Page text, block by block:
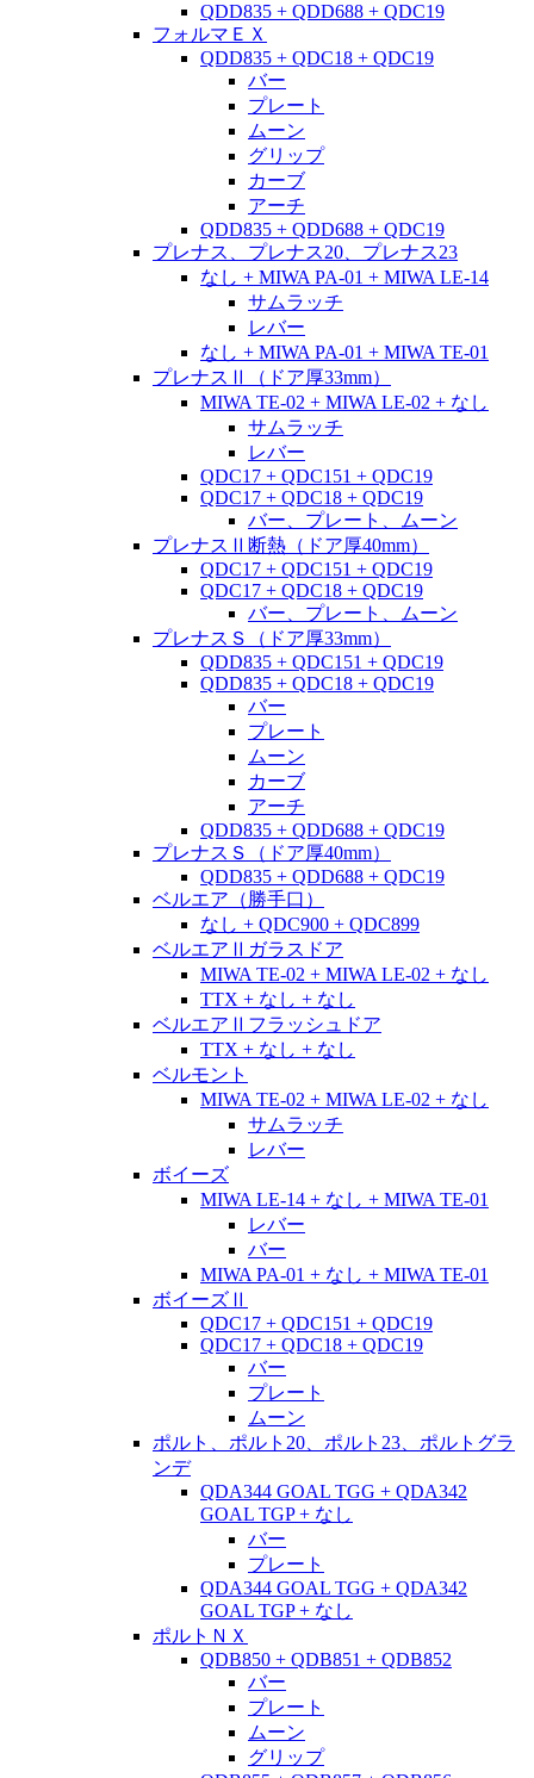
QDD835 + QDD688 + QDC19
フォルマＥＸ
QDD835 + QDC18 + QDC19
バー
プレート
ムーン
グリップ
カーブ
アーチ
QDD835 + QDD688 + QDC19
プレナス、プレナス20、プレナス23
なし + MIWA PA-01 + MIWA LE-14
サムラッチ
レバー
なし + MIWA PA-01 + MIWA TE-01
プレナスⅡ（ドア厚33mm）
MIWA TE-02 + MIWA LE-02 + なし
サムラッチ
レバー
QDC17 + QDC151 + QDC19
QDC17 + QDC18 + QDC19
バー、プレート、ムーン
プレナスⅡ断熱（ドア厚40mm）
QDC17 + QDC151 + QDC19
QDC17 + QDC18 + QDC19
バー、プレート、ムーン
プレナスＳ（ドア厚33mm）
QDD835 + QDC151 + QDC19
QDD835 + QDC18 + QDC19
バー
プレート
ムーン
カーブ
アーチ
QDD835 + QDD688 + QDC19
プレナスＳ（ドア厚40mm）
QDD835 + QDD688 + QDC19
ベルエア（勝手口）
なし + QDC900 + QDC899
ベルエアⅡガラスドア
MIWA TE-02 + MIWA LE-02 + なし
TTX + なし + なし
ベルエアⅡフラッシュドア
TTX + なし + なし
ベルモント
MIWA TE-02 + MIWA LE-02 + なし
サムラッチ
レバー
ボイーズ
MIWA LE-14 + なし + MIWA TE-01
レバー
バー
MIWA PA-01 + なし + MIWA TE-01
ボイーズⅡ
QDC17 + QDC151 + QDC19
QDC17 + QDC18 + QDC19
バー
プレート
ムーン
ポルト、ポルト20、ポルト23、ポルトグラ
ンデ
QDA344 GOAL TGG + QDA342
GOAL TGP + なし
バー
プレート
QDA344 GOAL TGG + QDA342
GOAL TGP + なし
ポルトＮＸ
QDB850 + QDB851 + QDB852
バー
プレート
ムーン
グリップ